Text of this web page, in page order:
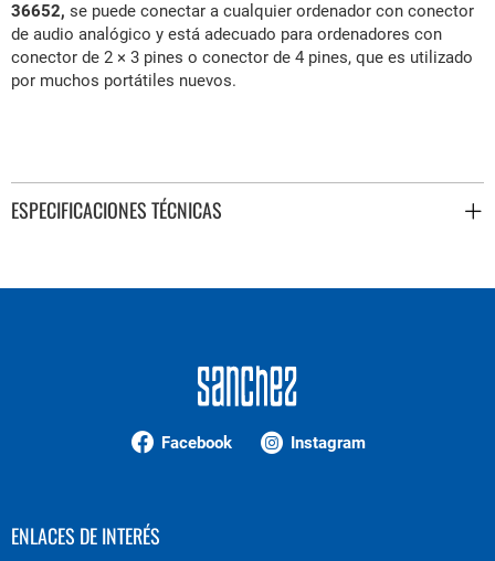
36652, se puede conectar a cualquier ordenador con conector
de audio analógico y está adecuado para ordenadores con
conector de 2 × 3 pines o conector de 4 pines, que es utilizado
por muchos portátiles nuevos.
ESPECIFICACIONES TÉCNICAS
Facebook Instagram
ENLACES DE INTERÉS